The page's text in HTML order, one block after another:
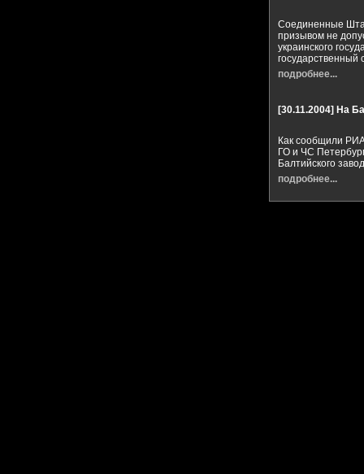
Соединенные
призывом не
украинского
государственный
подробнее...
[30.11.2004] На
Как сообщили
ГО и ЧС
Балтийского
подробнее...